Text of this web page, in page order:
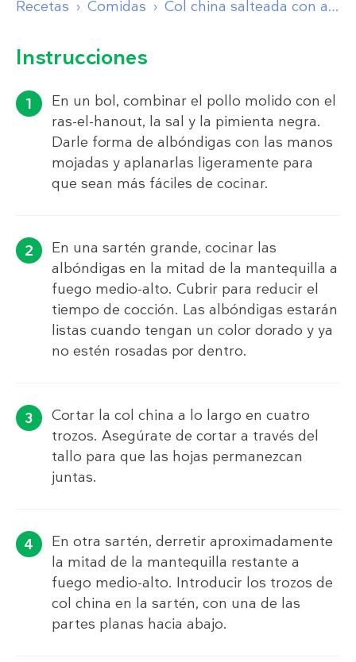
Recetas Comidas Col china salteada con albóndigas de pollo
Instrucciones
En un bol, combinar el pollo molido con el
ras-el-hanout, la sal y la pimienta negra.
Darle forma de albóndigas con las manos
mojadas y aplanarlas ligeramente para
que sean más fáciles de cocinar.
En una sartén grande, cocinar las
albóndigas en la mitad de la mantequilla a
fuego medio-alto. Cubrir para reducir el
tiempo de cocción. Las albóndigas estarán
listas cuando tengan un color dorado y ya
no estén rosadas por dentro.
Cortar la col china a lo largo en cuatro
trozos. Asegúrate de cortar a través del
tallo para que las hojas permanezcan
juntas.
En otra sartén, derretir aproximadamente
la mitad de la mantequilla restante a
fuego medio-alto. Introducir los trozos de
col china en la sartén, con una de las
partes planas hacia abajo.